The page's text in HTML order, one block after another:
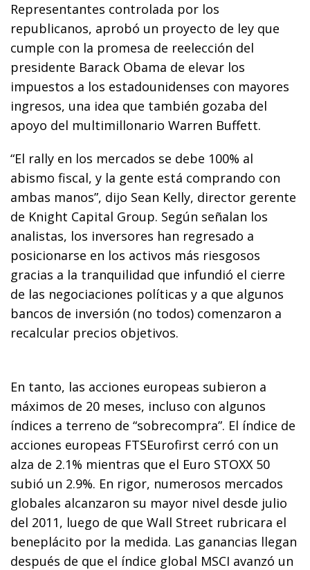
Representantes controlada por los
republicanos, aprobó un proyecto de ley que
cumple con la promesa de reelección del
presidente Barack Obama de elevar los
impuestos a los estadounidenses con mayores
ingresos, una idea que también gozaba del
apoyo del multimillonario Warren Buffett.
“El rally en los mercados se debe 100% al
abismo fiscal, y la gente está comprando con
ambas manos”, dijo Sean Kelly, director gerente
de Knight Capital Group. Según señalan los
analistas, los inversores han regresado a
posicionarse en los activos más riesgosos
gracias a la tranquilidad que infundió el cierre
de las negociaciones políticas y a que algunos
bancos de inversión (no todos) comenzaron a
recalcular precios objetivos.
En tanto, las acciones europeas subieron a
máximos de 20 meses, incluso con algunos
índices a terreno de “sobrecompra”. El índice de
acciones europeas FTSEurofirst cerró con un
alza de 2.1% mientras que el Euro STOXX 50
subió un 2.9%. En rigor, numerosos mercados
globales alcanzaron su mayor nivel desde julio
del 2011, luego de que Wall Street rubricara el
beneplácito por la medida. Las ganancias llegan
después de que el índice global MSCI avanzó un